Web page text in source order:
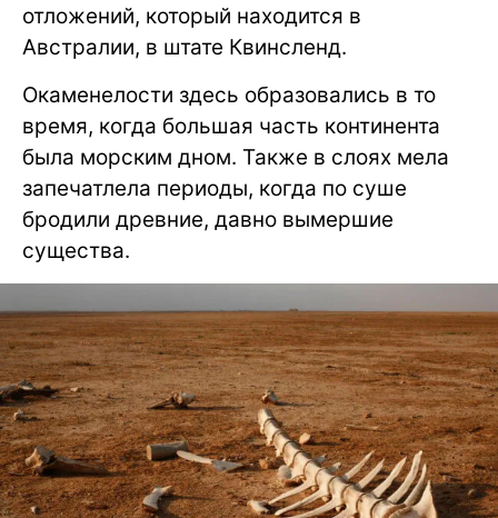
отложений, который находится в
Австралии, в штате Квинсленд.
Окаменелости здесь образовались в то
время, когда большая часть континента
была морским дном. Также в слоях мела
запечатлела периоды, когда по суше
бродили древние, давно вымершие
существа.